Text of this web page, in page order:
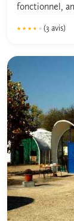
fonctionnel,
★★★★★
★★★★★ (3 avis)